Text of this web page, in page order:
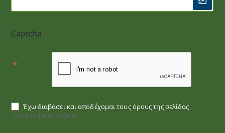
Captcha
Έχω διαβάσει και αποδέχομαι τους όρους της σελίδας
Πολιτική Απορρήτου